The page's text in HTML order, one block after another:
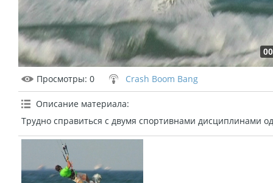
Просмотры: 0 Crash Boom Bang
Описание материала:
Трудно справиться с двумя спортивнами дисциплинами